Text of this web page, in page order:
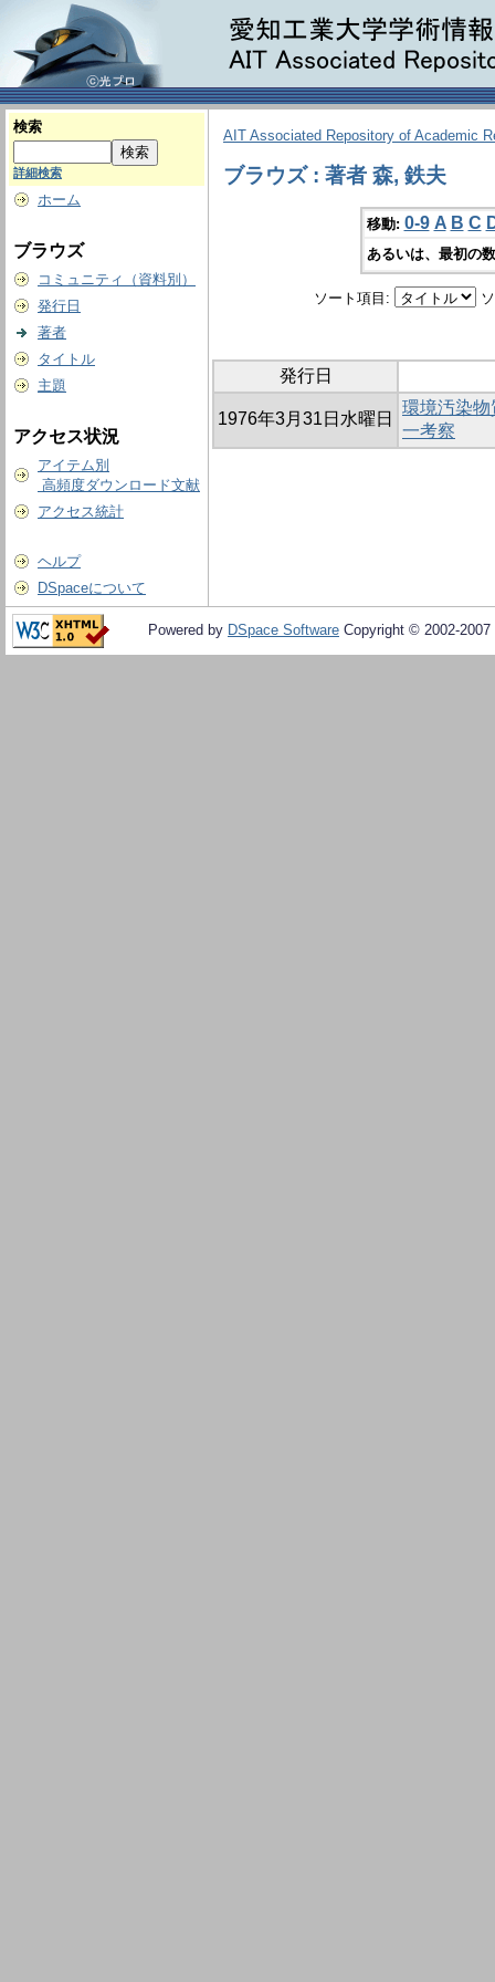
検索
詳細検索
ホーム
ブラウズ
コミュニティ（資料別）
発行日
著者
タイトル
主題
アクセス状況
アイテム別
高頻度ダウンロード文献
アクセス統計
ヘルプ
DSpaceについて
AIT Associated Repository of Academic
ブラウズ : 著者 森, 鉄夫
移動: 0-9 A B C
あるいは、最初の
ソート項目:
発行日
1976年3月31日水曜日
環境汚染
一考察
Powered by DSpace Software Copyright © 2002-2007